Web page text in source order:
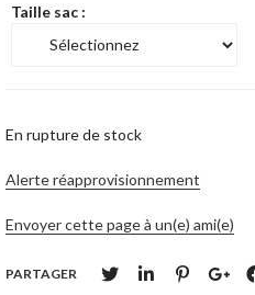
Taille sac :
En rupture de stock
Alerte réapprovisionnement
Envoyer cette page à un(e) ami(e)
PARTAGER